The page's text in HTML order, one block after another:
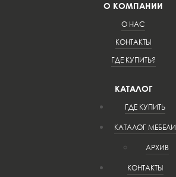
О КОМПАНИИ
О НАС
КОНТАКТЫ
ГДЕ КУПИТЬ?
КАТАЛОГ
ГДЕ КУПИТЬ
КАТАЛОГ МЕБЕЛИ
АРХИВ
КОНТАКТЫ